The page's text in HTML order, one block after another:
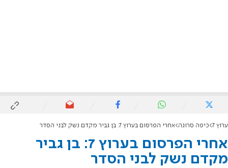
ערוץ 7 כיפה סרוגה אחרי הפרסום בערוץ 7: בן גביר מקדם נשק לבני הסדר
אחרי הפרסום בערוץ 7: בן גביר
מקדם נשק לבני הסדר